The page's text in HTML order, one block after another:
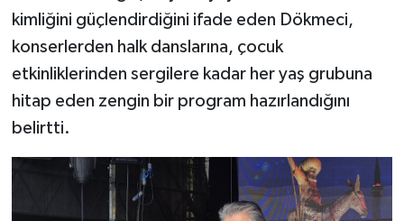
kimliğini güçlendirdiğini ifade eden Dökmeci,
konserlerden halk danslarına, çocuk
etkinliklerinden sergilere kadar her yaş grubuna
hitap eden zengin bir program hazırlandığını
belirtti.